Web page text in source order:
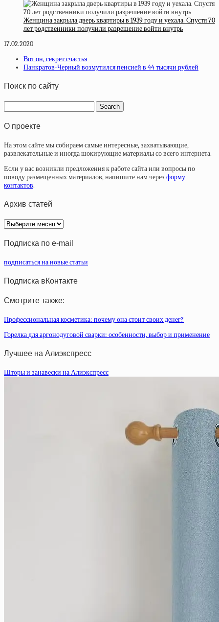
Женщина закрыла дверь квартиры в 1939 году и уехала. Спустя 70
лет родственники получили разрешение войти внутрь
17.02.2020
Вот он, секрет счастья
Панкратов-Черный возмутился пенсией в 44 тысячи рублей
Поиск по сайту
О проекте
На этом сайте мы собираем самые интересные, захватывающие,
развлекательные и иногда шокирующие материалы со всего интернета.
Если у вас возникли предложения к работе сайта или вопросы по
поводу размещенных материалов, напишите нам через форму
контактов.
Архив статей
Архив
статей
Подписка по e-mail
подписаться на новые статьи
Подписка вКонтакте
Смотрите также:
Профессиональная косметика: почему она стоит своих денег?
Горелка для аргонодуговой сварки: особенности, выбор и применение
Лучшее на Алиэкспресс
Шторы и занавески на Алиэкспресс